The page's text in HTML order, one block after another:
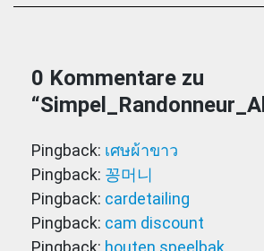
0 Kommentare zu
“
Pingback: เศษผ้าขาว
Pingback: 꽁머니
Pingback: cardetailing
Pingback: cam discount
Pingback: houten speelbak